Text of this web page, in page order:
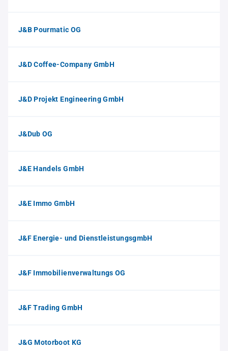
J&B Pourmatic OG
J&D Coffee-Company GmbH
J&D Projekt Engineering GmbH
J&Dub OG
J&E Handels GmbH
J&E Immo GmbH
J&F Energie- und DienstleistungsgmbH
J&F Immobilienverwaltungs OG
J&F Trading GmbH
J&G Motorboot KG